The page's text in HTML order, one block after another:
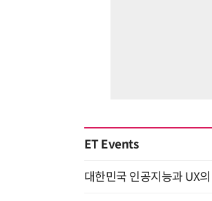
ET Events
대한민국 인공지능과 UX